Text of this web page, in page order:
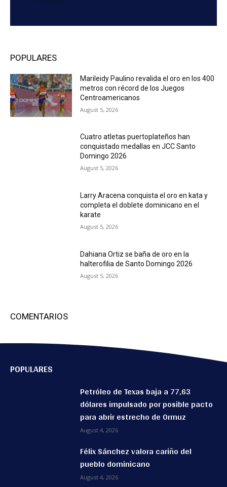
POPULARES
Marileidy Paulino revalida el oro en los 400
metros con récord de los Juegos
Centroamericanos
August 5, 2026
Cuatro atletas puertoplateños han
conquistado medallas en JCC Santo
Domingo 2026
August 5, 2026
Larry Aracena conquista el oro en kata y
completa el doblete dominicano en el
karate
August 5, 2026
Dahiana Ortiz se baña de oro en la
halterofilia de Santo Domingo 2026
August 5, 2026
COMENTARIOS
POPULARES
Petróleo de Texas baja a 77,63
dólares impulsado por posible pacto
para abrir estrecho de Ormuz
August 4, 2026
Félix Sánchez valora cariño del
pueblo dominicano
August 4, 2026